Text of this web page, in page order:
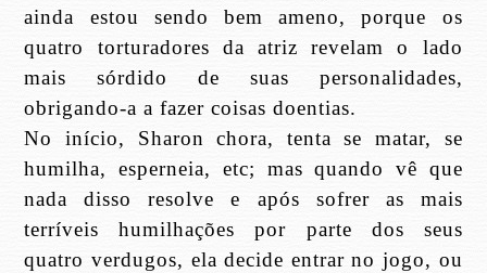
ainda estou sendo bem ameno, porque os
quatro torturadores da atriz revelam o lado
mais sórdido de suas personalidades,
obrigando-a a fazer coisas doentias.
No início, Sharon chora, tenta se matar, se
humilha, esperneia, etc; mas quando vê que
nada disso resolve e após sofrer as mais
terríveis humilhações por parte dos seus
quatro verdugos, ela decide entrar no jogo, ou